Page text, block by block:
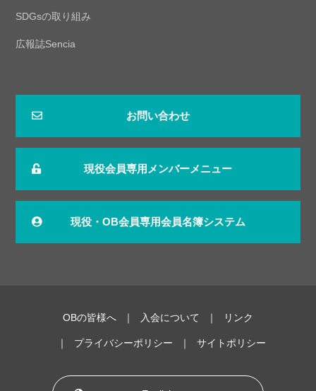
SDGsの取り組み
広報誌Sencia
お問い合わせ
現役会員専用メンバーメニュー
現役・OB会員専用会員名簿システム
OBの皆様へ 入会について リンク
プライバシーポリシー サイトポリシー